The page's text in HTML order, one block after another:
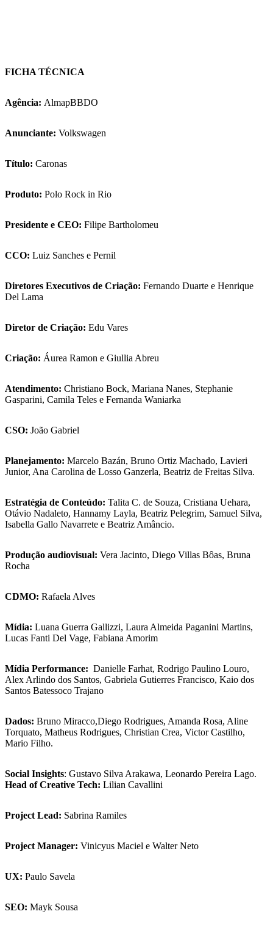
FICHA TÉCNICA
Agência: AlmapBBDO
Anunciante: Volkswagen
Título: Caronas
Produto: Polo Rock in Rio
Presidente e CEO: Filipe Bartholomeu
CCO: Luiz Sanches e Pernil
Diretores Executivos de Criação: Fernando Duarte e Henrique
Del Lama
Diretor de Criação: Edu Vares
Criação: Áurea Ramon e Giullia Abreu
Atendimento: Christiano Bock, Mariana Nanes, Stephanie
Gasparini, Camila Teles e Fernanda Waniarka
CSO: João Gabriel
Planejamento: Marcelo Bazán, Bruno Ortiz Machado, Lavieri
Junior, Ana Carolina de Losso Ganzerla, Beatriz de Freitas Silva.
Estratégia de Conteúdo: Talita C. de Souza, Cristiana Uehara,
Otávio Nadaleto, Hannamy Layla, Beatriz Pelegrim, Samuel Silva,
Isabella Gallo Navarrete e Beatriz Amâncio.
Produção audiovisual: Vera Jacinto, Diego Villas Bôas, Bruna
Rocha
CDMO: Rafaela Alves
Mídia: Luana Guerra Gallizzi, Laura Almeida Paganini Martins,
Lucas Fanti Del Vage, Fabiana Amorim
Mídia Performance: Danielle Farhat, Rodrigo Paulino Louro,
Alex Arlindo dos Santos, Gabriela Gutierres Francisco, Kaio dos
Santos Batessoco Trajano
Dados: Bruno Miracco,Diego Rodrigues, Amanda Rosa, Aline
Torquato, Matheus Rodrigues, Christian Crea, Victor Castilho,
Mario Filho.
Social Insights: Gustavo Silva Arakawa, Leonardo Pereira Lago.
Head of Creative Tech: Lilian Cavallini
Project Lead: Sabrina Ramiles
Project Manager: Vinicyus Maciel e Walter Neto
UX: Paulo Savela
SEO: Mayk Sousa